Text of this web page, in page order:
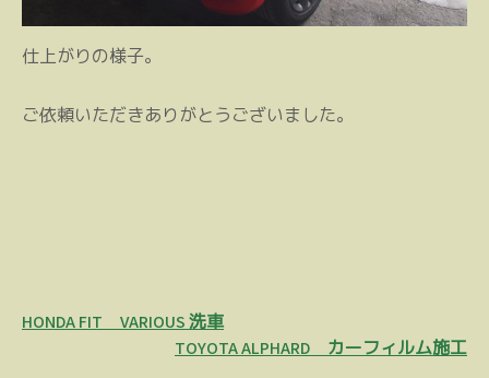
仕上がりの様子。
ご依頼いただきありがとうございました。
投
HONDA FIT VARIOUS 洗車
TOYOTA ALPHARD カーフィルム施工